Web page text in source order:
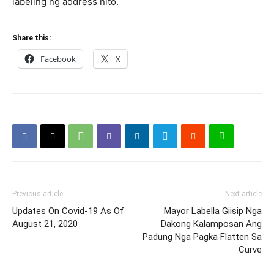
Share this:
Facebook X
Previous article
Updates On Covid-19 As Of
August 21, 2020
Next article
Mayor Labella Giisip Nga
Dakong Kalamposan Ang
Padung Nga Pagka Flatten Sa
Curve